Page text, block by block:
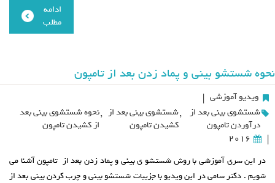
ادامه
مطلب
نحوه شستشو بینی و پماد زدن بعد از تامپون
ویدیو آموزشی |
شستشوی بینی بعد از
درآوردن تامپون
,شستشوی بینی بعد از
کشیدن تامپون
,نحوه شستشوی بینی بعد
از کشیدن تامپون
|
2016
در این سری آموزشی با روش شستشو ی بینی و پماد زدن بعد از تامپون آشنا می
شویم . دکتر سامی در این ویدیو با جزییات شستشو بینی و چرب کردن بینی بعد از